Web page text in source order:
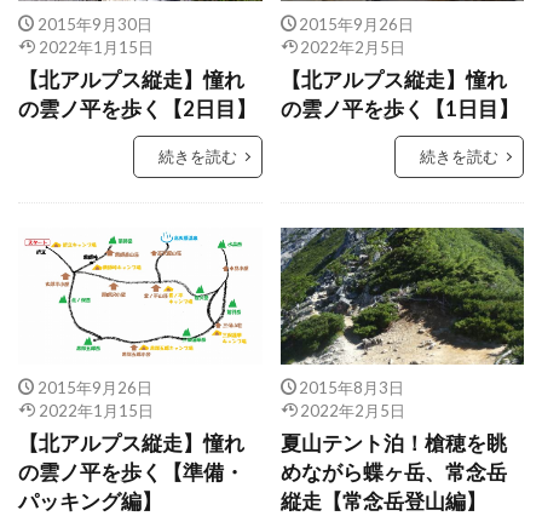
2015年9月30日
2022年1月15日
【北アルプス縦走】憧れ
の雲ノ平を歩く【2日目】
続きを読む
2015年9月26日
2022年2月5日
【北アルプス縦走】憧れ
の雲ノ平を歩く【1日目】
続きを読む
2015年9月26日
2022年1月15日
【北アルプス縦走】憧れ
の雲ノ平を歩く【準備・
パッキング編】
2015年8月3日
2022年2月5日
夏山テント泊！槍穂を眺
めながら蝶ヶ岳、常念岳
縦走【常念岳登山編】